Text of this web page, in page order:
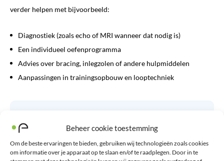
Beheer cookie toestemming
Om de beste ervaringen te bieden, gebruiken wij technologieën zoals cookies
om informatie over je apparaat op te slaan en/of te raadplegen. Door in te
verder helpen met bijvoorbeeld:
Diagnostiek (zoals echo of MRI wanneer dat nodig is)
Een individueel oefenprogramma
Advies over bracing, inlegzolen of andere hulpmiddelen
Aanpassingen in trainingsopbouw en looptechniek